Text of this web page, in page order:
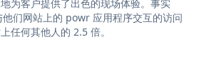
为客户提供了出色的现场体验。事实
们网站上的 powr 应用程序交互的访问
任何其他人的 2.5 倍。